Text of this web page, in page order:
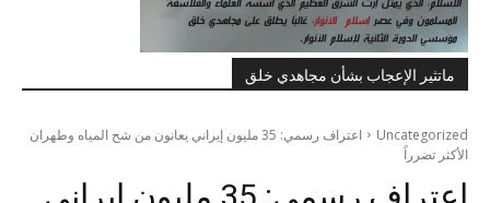
ماتثير الإعجاب بشأن مجاهدي خلق
Uncategorized
اعتراف رسمي: 35 مليون إيراني يعانون من شح المياه وطهران
الأكثر تضرراً